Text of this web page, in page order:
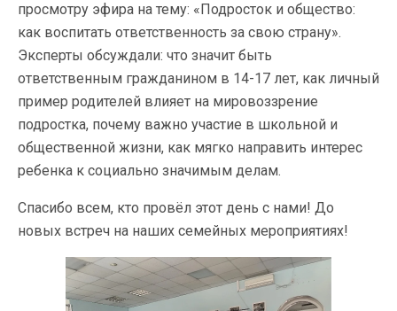
просмотру эфира на тему: «Подросток и общество:
как воспитать ответственность за свою страну».
Эксперты обсуждали: что значит быть
ответственным гражданином в 14-17 лет, как личный
пример родителей влияет на мировоззрение
подростка, почему важно участие в школьной и
общественной жизни, как мягко направить интерес
ребенка к социально значимым делам.
Спасибо всем, кто провёл этот день с нами! До
новых встреч на наших семейных мероприятиях!